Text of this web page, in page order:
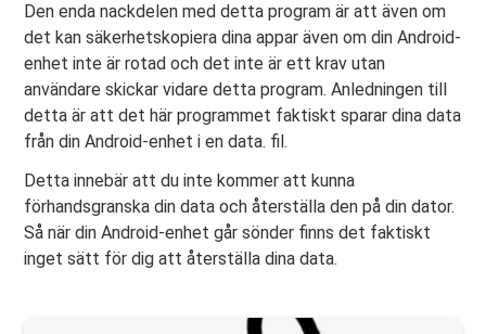
Den enda nackdelen med detta program är att även om
det kan säkerhetskopiera dina appar även om din Android-
enhet inte är rotad och det inte är ett krav utan
användare skickar vidare detta program. Anledningen till
detta är att det här programmet faktiskt sparar dina data
från din Android-enhet i en data. fil.
Detta innebär att du inte kommer att kunna
förhandsgranska din data och återställa den på din dator.
Så när din Android-enhet går sönder finns det faktiskt
inget sätt för dig att återställa dina data.